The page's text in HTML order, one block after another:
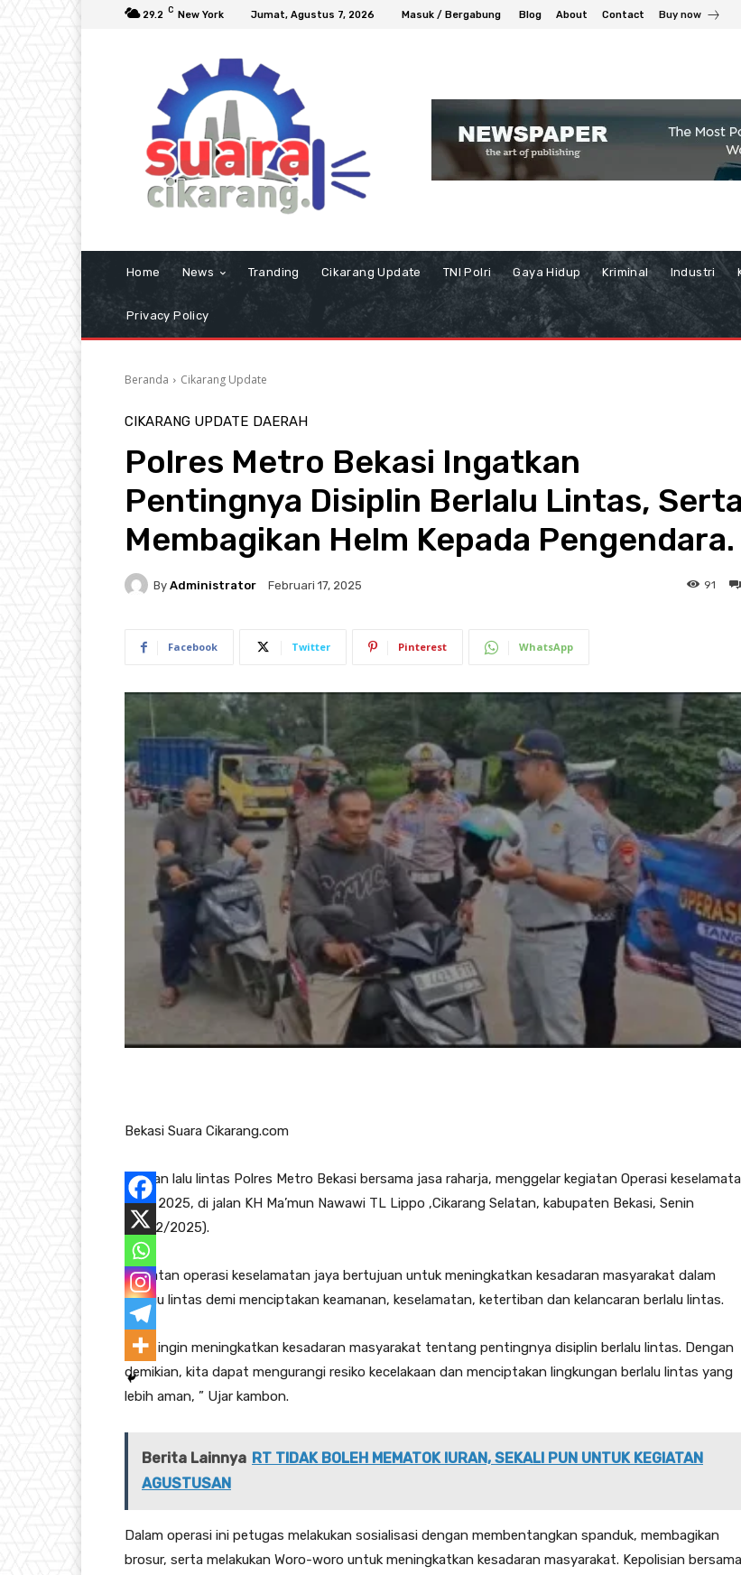
29.2 C New York Jumat, Agustus 7, 2026 Masuk / Bergabung Blog About Contact Buy now
Home News Tranding Cikarang Update TNI Polri Gaya Hidup Kriminal Industri
Privacy Policy
Beranda Cikarang Update
CIKARANG UPDATE DAERAH
Polres Metro Bekasi Ingatkan
Pentingnya Disiplin Berlalu Lintas, Serta
Membagikan Helm Kepada Pengendara.
By Administrator Februari 17, 2025 91
Facebook Twitter Pinterest WhatsApp
Bekasi Suara Cikarang.com
Satuan lalu lintas Polres Metro Bekasi bersama jasa raharja, menggelar kegiatan Operasi
Jaya 2025, di jalan KH Ma’mun Nawawi TL Lippo ,Cikarang Selatan, kabupaten Bekasi, Senin
(17/02/2025).
Kegiatan operasi keselamatan jaya bertujuan untuk meningkatkan kesadaran masyarakat dalam
berlalu lintas demi menciptakan keamanan, keselamatan, ketertiban dan kelancaran berlalu lintas.
Kami ingin meningkatkan kesadaran masyarakat tentang pentingnya disiplin berlalu lintas. Dengan
demikian, kita dapat mengurangi resiko kecelakaan dan menciptakan lingkungan berlalu lintas yang
lebih aman, ” Ujar kambon.
Berita Lainnya RT TIDAK BOLEH MEMATOK IURAN, SEKALI PUN UNTUK KEGIATAN
AGUSTUSAN
Dalam operasi ini petugas melakukan sosialisasi dengan membentangkan spanduk, membagikan
brosur, serta melakukan Woro-woro untuk meningkatkan kesadaran masyarakat. Kepolisian bersama